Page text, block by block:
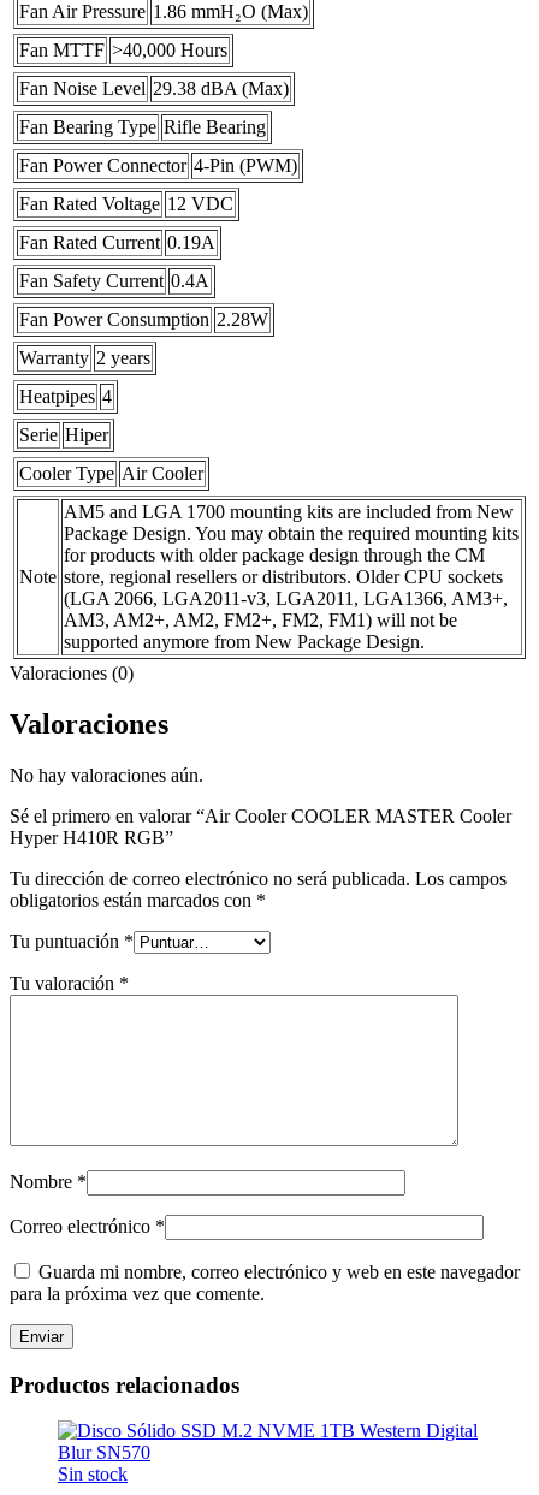
Fan Air Pressure 1.86 mmH₂O (Max)
Fan MTTF >40,000 Hours
Fan Noise Level 29.38 dBA (Max)
Fan Bearing Type Rifle Bearing
Fan Power Connector 4-Pin (PWM)
Fan Rated Voltage 12 VDC
Fan Rated Current 0.19A
Fan Safety Current 0.4A
Fan Power Consumption 2.28W
Warranty 2 years
Heatpipes 4
Serie Hiper
Cooler Type Air Cooler
Note
AM5 and LGA 1700 mounting kits are included from New
Package Design. You may obtain the required mounting kits
for products with older package design through the CM
store, regional resellers or distributors. Older CPU sockets
(LGA 2066, LGA2011-v3, LGA2011, LGA1366, AM3+,
AM3, AM2+, AM2, FM2+, FM2, FM1) will not be
supported anymore from New Package Design.
Valoraciones (0)
Valoraciones
No hay valoraciones aún.
Sé el primero en valorar “Air Cooler COOLER MASTER Cooler
Hyper H410R RGB”
Tu dirección de correo electrónico no será publicada. Los campos
obligatorios están marcados con *
Tu puntuación *
Tu valoración *
Nombre *
Correo electrónico *
Guarda mi nombre, correo electrónico y web en este navegador
para la próxima vez que comente.
Productos relacionados
Sin stock